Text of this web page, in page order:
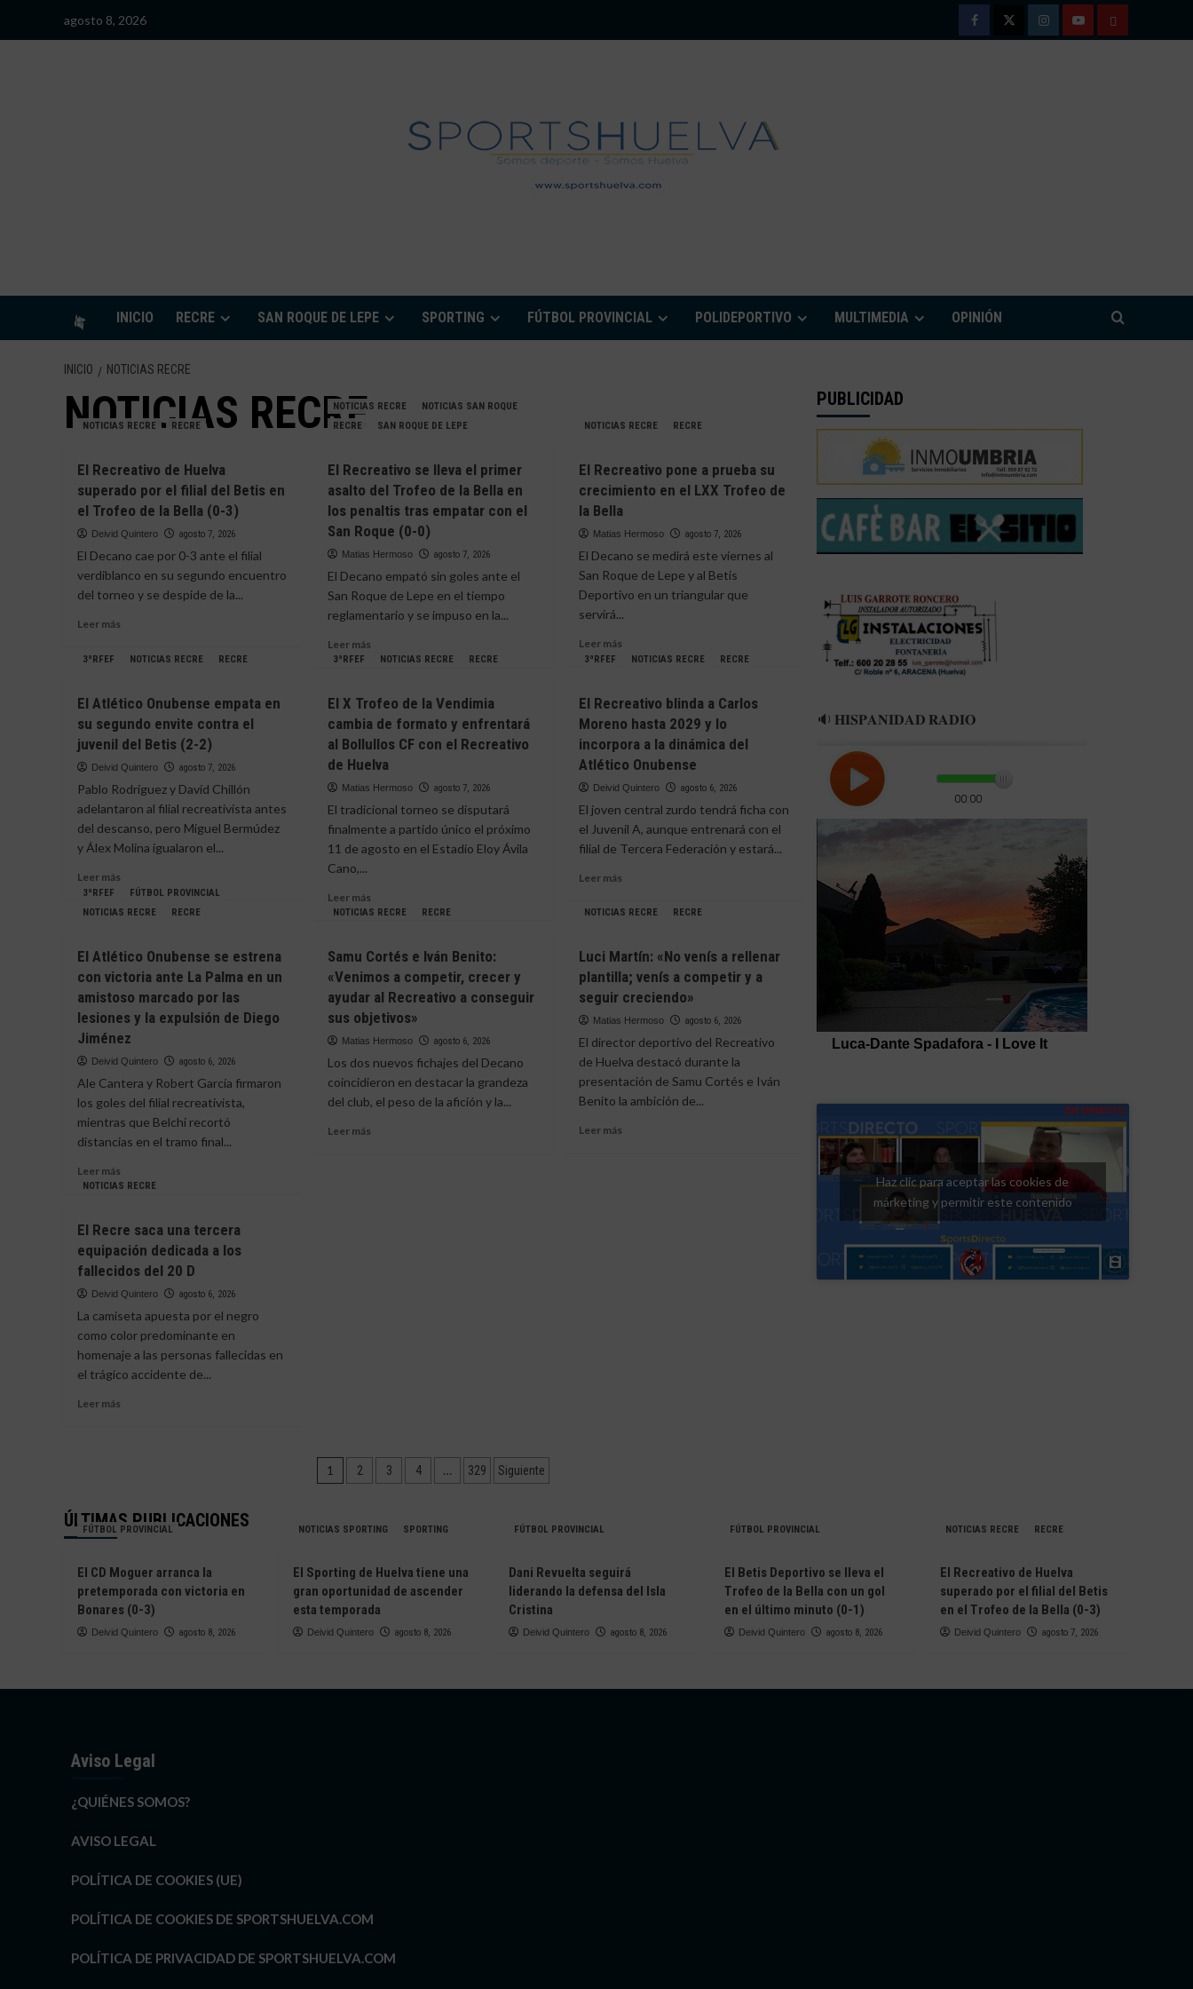
agosto 8, 2026
FacebookTwitterInstagramYoutubeTÉRMINOS
INICIO RECRE SAN ROQUE DE LEPE SPORTING FÚTBOL PROVINCIAL POLIDEPORTIVO MULTIMEDIA OPINIÓN
INICIO NOTICIAS RECRE
NOTICIAS RECRE
NOTICIAS RECRE RECRE
El Recreativo de Huelva
superado por el filial del Betis en
el Trofeo de la Bella (0-3)
Deivid Quintero agosto 7, 2026
El Decano cae por 0-3 ante el filial
verdiblanco en su segundo encuentro
del torneo y se despide de la...
Leer más
sobre
de
Huelva
superado
el
filial
del
Betis
en
de
la
3)
NOTICIAS RECRE
NOTICIAS SAN ROQUE
RECRE
SAN ROQUE DE LEPE
El Recreativo se lleva el primer
asalto del Trofeo de la Bella en
los penaltis tras empatar con el
San Roque (0-0)
Matias Hermoso agosto 7, 2026
El Decano empató sin goles ante el
San Roque de Lepe en el tiempo
reglamentario y se impuso en la...
Leer más
más
Recreativo
se
lleva
el
asalto
del
Trofeo
de
los
empatar
con
el
San
Roque
(0-
0)
NOTICIAS RECRE RECRE
El Recreativo pone a prueba su
crecimiento en el LXX Trofeo de
la Bella
Matias Hermoso agosto 7, 2026
El Decano se medirá este viernes al
San Roque de Lepe y al Betis
Deportivo en un triangular que
servirá...
Leer másLeer
más
Recreativo
pone
a
prueba
crecimiento
en
el
LXX
de
Bella
3ªRFEF NOTICIAS RECRE RECRE
El Atlético Onubense empata en
su segundo envite contra el
juvenil del Betis (2-2)
Deivid Quintero agosto 7, 2026
Pablo Rodríguez y David Chillón
adelantaron al filial recreativista antes
del descanso, pero Miguel Bermúdez
y Álex Molina igualaron el...
Leer más
más
sobre
Onubense
empata
en
segundo
envite
contra
el
juvenil
del
Betis
(2-
3ªRFEF NOTICIAS RECRE RECRE
El X Trofeo de la Vendimia
cambia de formato y enfrentará
al Bollullos CF con el Recreativo
de Huelva
Matias Hermoso agosto 7, 2026
El tradicional torneo se disputará
finalmente a partido único el próximo
11 de agosto en el Estadio Eloy Ávila
Cano,...
Leer más
más
X
Trofeo
de
la
Vendimia
cambia
de
formato
3ªRFEF NOTICIAS RECRE RECRE
El Recreativo blinda a Carlos
Moreno hasta 2029 y lo
incorpora a la dinámica del
Atlético Onubense
Deivid Quintero agosto 6, 2026
El joven central zurdo tendrá ficha con
el Juvenil A, aunque entrenará con el
filial de Tercera Federación y estará...
Leer másLeer
sobre
blinda
a
Carlos
hasta
2029
y
lo
incorpora
la
3ªRFEF
FÚTBOL PROVINCIAL
NOTICIAS RECRE
RECRE
El Atlético Onubense se estrena
con victoria ante La Palma en un
amistoso marcado por las
lesiones y la expulsión de Diego
Jiménez
Deivid Quintero agosto 6, 2026
Ale Cantera y Robert García firmaron
los goles del filial recreativista,
mientras que Belchi recortó
distancias en el tramo final...
Leer más
más
Atlético
Onubense
se
con
victoria
ante
La
Palma
la
Diego
Jiménez
NOTICIAS RECRE RECRE
Samu Cortés e Iván Benito:
«Venimos a competir, crecer y
ayudar al Recreativo a conseguir
sus objetivos»
Matias Hermoso agosto 6, 2026
Los dos nuevos fichajes del Decano
coincidieron en destacar la grandeza
del club, el peso de la afición y la...
Leer más
NOTICIAS RECRE RECRE
Luci Martín: «No venís a rellenar
plantilla; venís a competir y a
seguir creciendo»
Matias Hermoso agosto 6, 2026
El director deportivo del Recreativo
de Huelva destacó durante la
presentación de Samu Cortés e Iván
Benito la ambición de...
Leer másLeer
NOTICIAS RECRE
El Recre saca una tercera
equipación dedicada a los
fallecidos del 20 D
Deivid Quintero agosto 6, 2026
La camiseta apuesta por el negro
como color predominante en
homenaje a las personas fallecidas en
el trágico accidente de...
Leer más
tercera
equipación
a
los
fallecidos
del
20
Paginación
entradas
1 2 3 4 … 329 Siguiente
PUBLICIDAD
🔉 𝐇𝐈𝐒𝐏𝐀𝐍𝐈𝐃𝐀𝐃 𝐑𝐀𝐃𝐈𝐎
Haz clic para aceptar las cookies de
márketing y permitir este contenido
ÚLTIMAS PUBLICACIONES
FÚTBOL PROVINCIAL
El CD Moguer arranca la
pretemporada con victoria en
Bonares (0-3)
Deivid Quintero agosto 8, 2026
NOTICIAS SPORTING SPORTING
El Sporting de Huelva tiene una
gran oportunidad de ascender
esta temporada
Deivid Quintero agosto 8, 2026
FÚTBOL PROVINCIAL
Dani Revuelta seguirá
liderando la defensa del Isla
Cristina
Deivid Quintero agosto 8, 2026
FÚTBOL PROVINCIAL
El Betis Deportivo se lleva el
Trofeo de la Bella con un gol
en el último minuto (0-1)
Deivid Quintero agosto 8, 2026
NOTICIAS RECRE RECRE
El Recreativo de Huelva
superado por el filial del Betis
en el Trofeo de la Bella (0-3)
Deivid Quintero agosto 7, 2026
Aviso Legal
¿QUIÉNES SOMOS?
AVISO LEGAL
POLÍTICA DE COOKIES (UE)
POLÍTICA DE COOKIES DE SPORTSHUELVA.COM
POLÍTICA DE PRIVACIDAD DE SPORTSHUELVA.COM